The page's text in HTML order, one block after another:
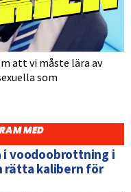
att vi måste lära av
som
MED
i voodoobrottning i
rätta kalibern för